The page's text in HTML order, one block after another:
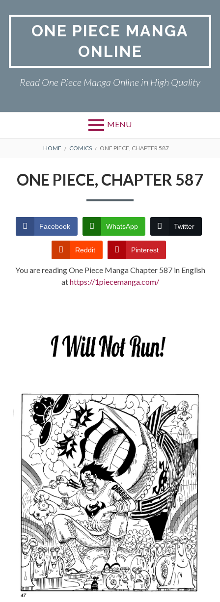
ONE PIECE MANGA
ONLINE
Read One Piece Manga Online in High Quality
MENU
Primary
ONE PIECE
TERMS AND
CONDITIONS
BREADCRUMBS
HOME COMICS ONE PIECE, CHAPTER 587
ONE PIECE, CHAPTER 587
Facebook WhatsApp Twitter
Reddit Pinterest
You are reading One Piece Manga Chapter 587 in English
athttps://1piecemanga.com/